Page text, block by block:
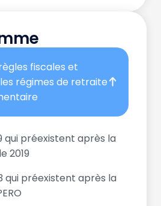
fiscales et
régimes de retraite
qui préexistent après la
2019
qui préexistent après la